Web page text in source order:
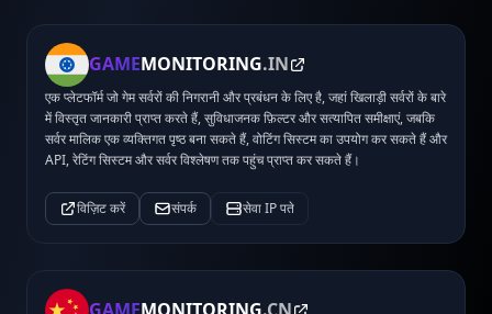
GAMEMONITORING.IN
एक प्लेटफॉर्म जो गेम सर्वरों की निगरानी और प्रबंधन के लिए है, जहां खिलाड़ी सर्वरों के बारे
में विस्तृत जानकारी प्राप्त करते हैं, सुविधाजनक फ़िल्टर और सत्यापित समीक्षाएं, जबकि
सर्वर मालिक एक व्यक्तिगत पृष्ठ बना सकते हैं, वोटिंग सिस्टम का उपयोग कर सकते हैं और
API, रेटिंग सिस्टम और सर्वर विश्लेषण तक पहुंच प्राप्त कर सकते हैं।
विज़िट करें संपर्क सेवा IP पते